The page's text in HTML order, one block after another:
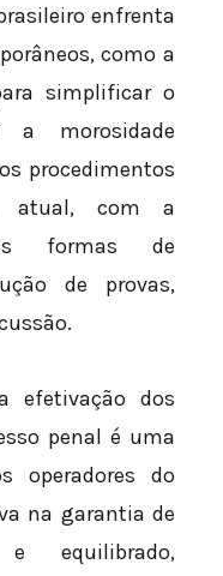
enfrenta
como a
simplificar o
a morosidade
procedimentos
atual, com a
formas de
de provas,
efetivação dos
penal é uma
operadores do
na garantia de
equilibrado,